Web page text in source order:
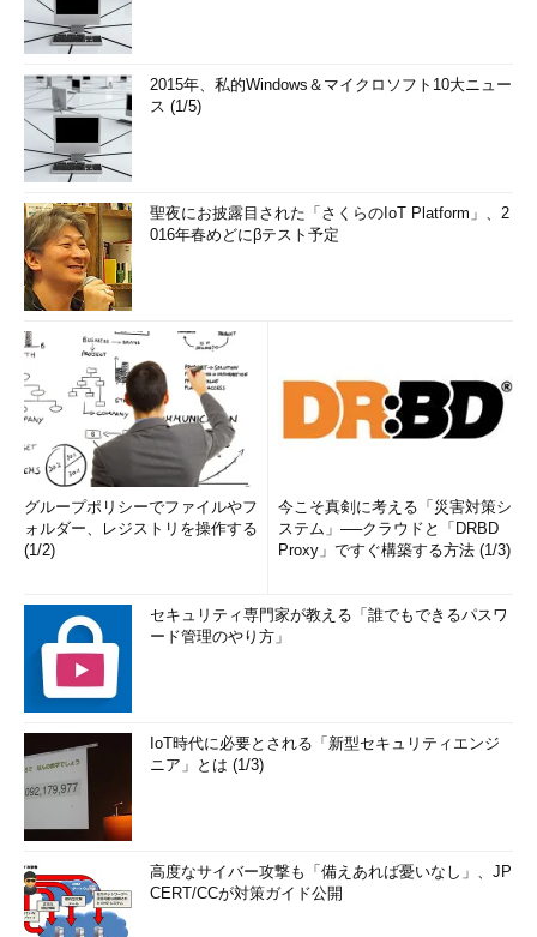
2015年、私的Windows＆マイクロソフト10大ニュー
ス (1/5)
聖夜にお披露目された「さくらのIoT Platform」、2
016年春めどにβテスト予定
グループポリシーでファイルやフ
ォルダー、レジストリを操作する
(1/2)
今こそ真剣に考える「災害対策シ
ステム」──クラウドと「DRBD
Proxy」ですぐ構築する方法 (1/3)
セキュリティ専門家が教える「誰でもできるパスワ
ード管理のやり方」
IoT時代に必要とされる「新型セキュリティエンジ
ニア」とは (1/3)
高度なサイバー攻撃も「備えあれば憂いなし」、JP
CERT/CCが対策ガイド公開